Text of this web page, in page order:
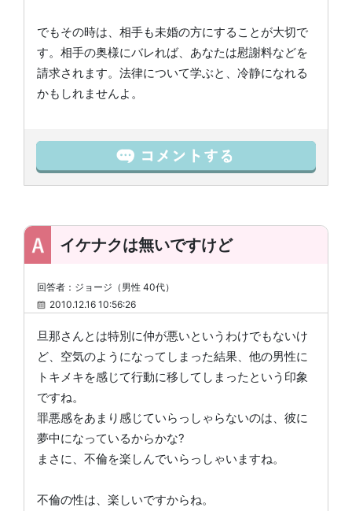
でもその時は、相手も未婚の方にすることが大切で
す。相手の奥様にバレれば、あなたは慰謝料などを
請求されます。法律について学ぶと、冷静になれる
かもしれませんよ。
イケナクは無いですけど
回答者：ジョージ（男性 40代）
2010.12.16 10:56:26
旦那さんとは特別に仲が悪いというわけでもないけ
ど、空気のようになってしまった結果、他の男性に
トキメキを感じて行動に移してしまったという印象
ですね。
罪悪感をあまり感じていらっしゃらないのは、彼に
夢中になっているからかな?
まさに、不倫を楽しんでいらっしゃいますね。
不倫の性は、楽しいですからね。